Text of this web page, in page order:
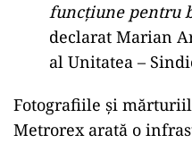
funcțiune pentru
declarat Marian
al Unitatea –
Fotografiile și
Metrorex arată o